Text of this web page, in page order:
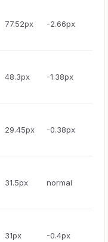
77.52px -2.66px
48.3px -1.38px
29.45px -0.38px
31.5px normal
31px -0.4px